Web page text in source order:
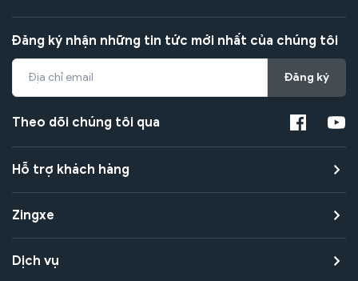
Đăng ký nhận những tin tức mới nhất của chúng tôi
Đăng ký
Theo dõi chúng tôi qua
Hỗ trợ khách hàng
Zingxe
Dịch vụ